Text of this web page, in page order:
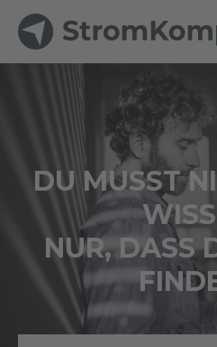
DU MUSST
NUR, DASS